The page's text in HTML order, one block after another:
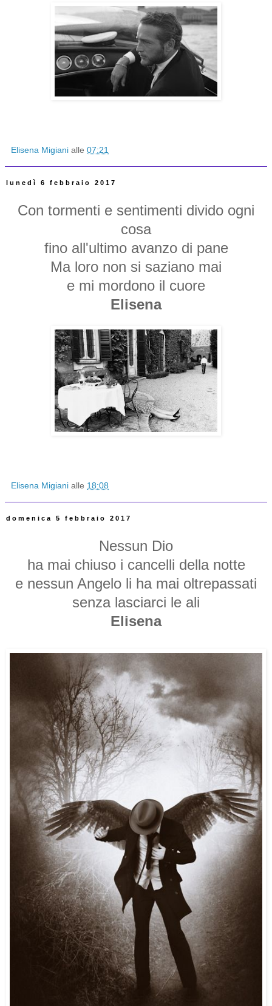
Elisena Migiani alle 07:21
lunedì 6 febbraio 2017
Con tormenti e sentimenti divido ogni
cosa
fino all'ultimo avanzo di pane
Ma loro non si saziano mai
e mi mordono il cuore
Elisena
Elisena Migiani alle 18:08
domenica 5 febbraio 2017
Nessun Dio
ha mai chiuso i cancelli della notte
e nessun Angelo li ha mai oltrepassati
senza lasciarci le ali
Elisena